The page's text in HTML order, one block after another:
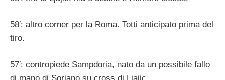
58′: altro corner per la Roma. Totti anticipato prima del
tiro.
57′: contropiede Sampdoria, nato da un possibile fallo
di mano di Soriano su cross di Ljajic.